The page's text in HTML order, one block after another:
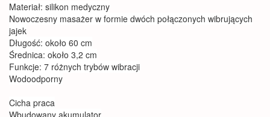
Materiał: silikon medyczny
Nowoczesny masażer w formie dwóch połączonych wibrujących
jajek
Długość: około 60 cm
Średnica: około 3,2 cm
Funkcje: 7 różnych trybów wibracji
Wodoodporny
Cicha praca
Wbudowany akumulator